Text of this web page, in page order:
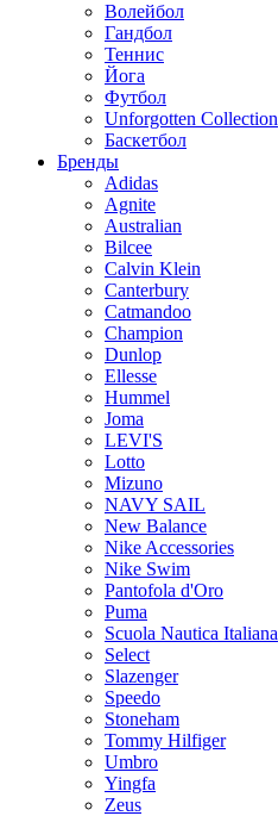
Волейбол
Гандбол
Теннис
Йога
Футбол
Unforgotten Collection
Баскетбол
Бренды
Adidas
Agnite
Australian
Bilcee
Calvin Klein
Canterbury
Catmandoo
Champion
Dunlop
Ellesse
Hummel
Joma
LEVI'S
Lotto
Mizuno
NAVY SAIL
New Balance
Nike Accessories
Nike Swim
Pantofola d'Oro
Puma
Scuola Nautica Italiana
Select
Slazenger
Speedo
Stoneham
Tommy Hilfiger
Umbro
Yingfa
Zeus